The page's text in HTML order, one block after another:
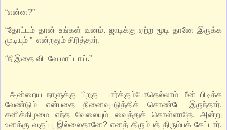
“என்ன?”
“தோட்டம் தான் உங்கள் வனம். ஜாடிக்கு ஏற்ற மூடி தானே இருக்க
முடியும் ” என்றதும் சிரித்தார்.
“நீ இதை விடவே மாட்டாய்.”
அன்றைய நாளுக்கு பிறகு பார்க்கும்போதெல்லாம் மீன் பிடிக்க
வேண்டும் என்பதை நினைவுபடுத்திக் கொண்டே இருந்தார்.
சனிக்கிழமை எந்த வேலையும் வைத்துக் கொள்ளாதே. அன்று
உனக்கு வகுப்பு இல்லைதானே? எனத் திரும்பத் திரும்பக் கேட்டார்.